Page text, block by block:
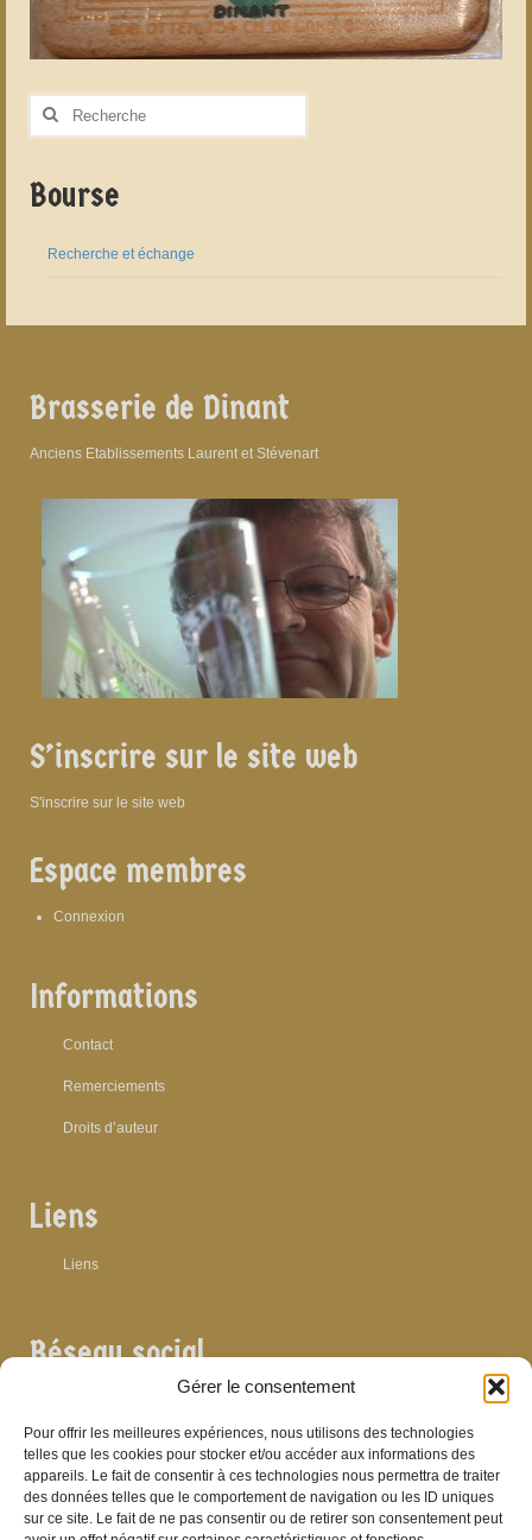
Gérer le consentement
Pour offrir les meilleures expériences, nous utilisons des technologies
telles que les cookies pour stocker et/ou accéder aux informations des
appareils. Le fait de consentir à ces technologies nous permettra de traiter
des données telles que le comportement de navigation ou les ID uniques
sur ce site. Le fait de ne pas consentir ou de retirer son consentement peut
Rechercher
Bourse
Recherche et échange
Brasserie de Dinant
Anciens Etablissements Laurent et Stévenart
S’inscrire sur le site web
S'inscrire sur le site web
Espace membres
Connexion
Informations
Contact
Remerciements
Droits d’auteur
Liens
Liens
Réseau social
Archives
Archives